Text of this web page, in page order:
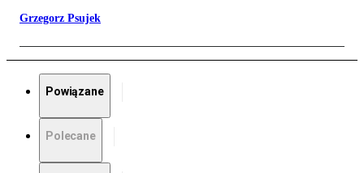
Grzegorz Psujek
Powiązane
Polecane